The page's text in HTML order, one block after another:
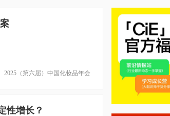
2025（第六届）中国化妆品年会
性增长？